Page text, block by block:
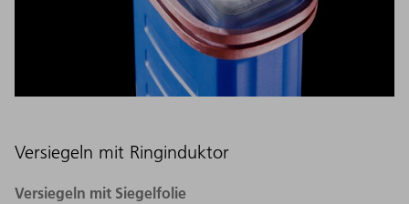
Versiegeln mit Ringinduktor
Versiegeln mit Siegelfolie